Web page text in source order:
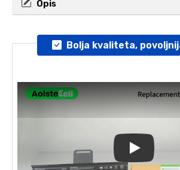
Opis
Bolja kvaliteta,